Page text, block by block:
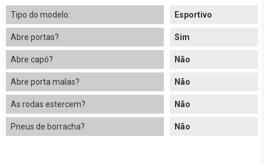
Tipo do modelo: Esportivo
Abre portas? Sim
Abre capô? Não
Abre porta malas? Não
As rodas estercem? Não
Pneus de borracha? Não